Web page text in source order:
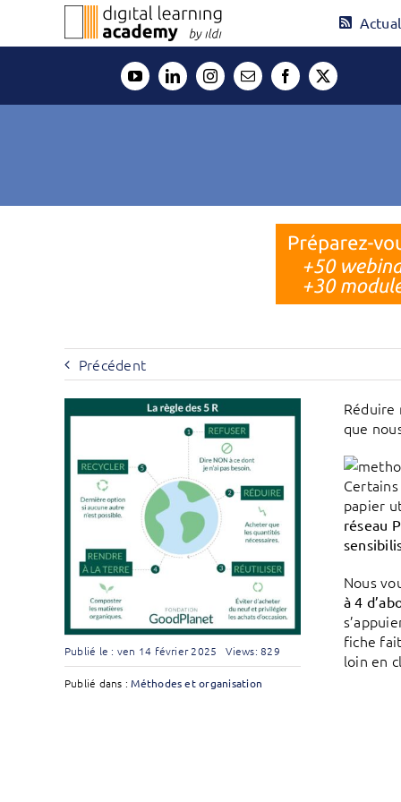
contenu
Précédent
Publié le : ven 14 février 2025 Views: 829
Publié dans :Méthodes et organisation
Réduire
que
papier
réseau
Nous
à 4
fiche
loin en